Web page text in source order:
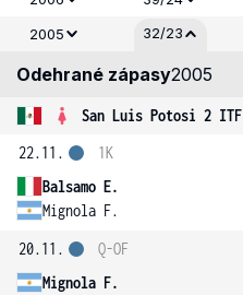
2005
32/23
Odehrané zápasy2005
San Luis Potosi 2 ITF
22.11.
Balsamo E.
Mignola F.
1K
20.11.
Mignola F.
Q-OF